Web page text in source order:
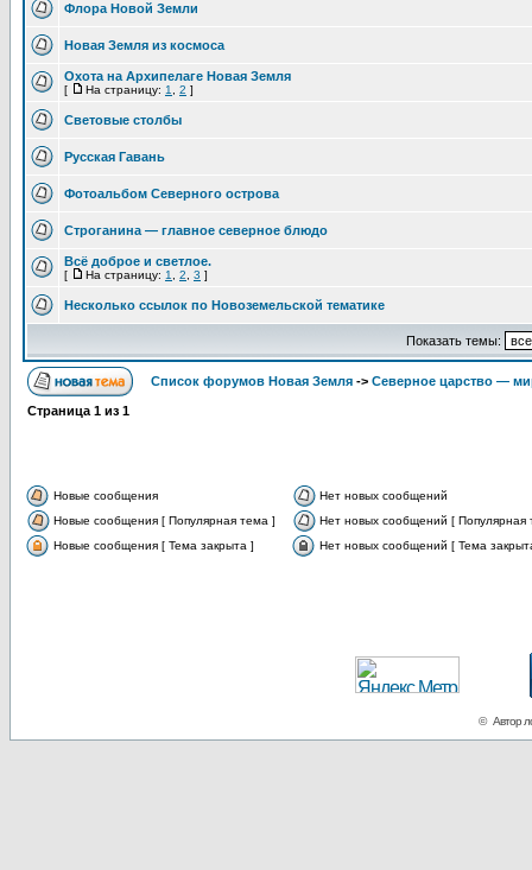
Флора Новой Земли
Новая Земля из космоса
Охота на Архипелаге Новая Земля
[ На страницу: 1 2 ]
Световые столбы
Русская Гавань
Фотоальбом Северного острова
Строганина — главное северное блюдо
Всё доброе и светлое.
[ На страницу: 1 2 3 ]
Несколько ссылок по Новоземельской тематике
Показать темы:
Список форумов Новая Земля -> Северное царство —
Страница 1 из 1
Новые сообщения
Нет новых сообщений
Новые сообщения [ Популярная тема ]
Нет новых сообщений [ Популярная
Новые сообщения [ Тема закрыта ]
Нет новых сообщений [ Тема
© Автор